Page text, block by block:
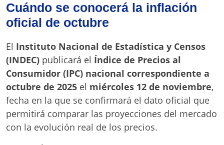
Cuándo se conocerá la inflación
oficial de octubre
El Instituto Nacional de Estadística y Censos
(INDEC) publicará el Índice de Precios al
Consumidor (IPC) nacional correspondiente a
octubre de 2025 el miércoles 12 de noviembre,
fecha en la que se confirmará el dato oficial que
permitirá comparar las proyecciones del mercado
con la evolución real de los precios.